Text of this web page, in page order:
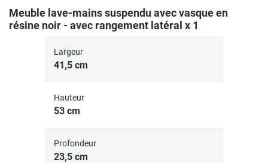
Meuble lave-mains suspendu avec vasque en
résine noir - avec rangement latéral x 1
Largeur
41,5 cm
Hauteur
53 cm
Profondeur
23,5 cm